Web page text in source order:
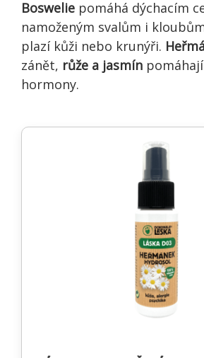
Boswelie pomáhá dýchacím
namoženým svalům i
plazí kůži nebo krunýři.
zánět, růže a jasmín
hormony.